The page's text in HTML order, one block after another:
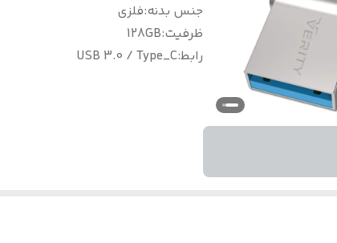
جنس بدنه:فلزی
ظرفیت:
128GB
رابط:
USB 3.0 / Type_C